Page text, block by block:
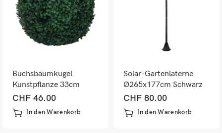
Buchsbaumkugel
Kunstpflanze 33cm
Outdoor wetterfest
künstlich
CHF 46.00
In den Warenkorb
Solar-Gartenlaterne
Ø265x177cm Schwarz
CHF 80.00
In den Warenkorb